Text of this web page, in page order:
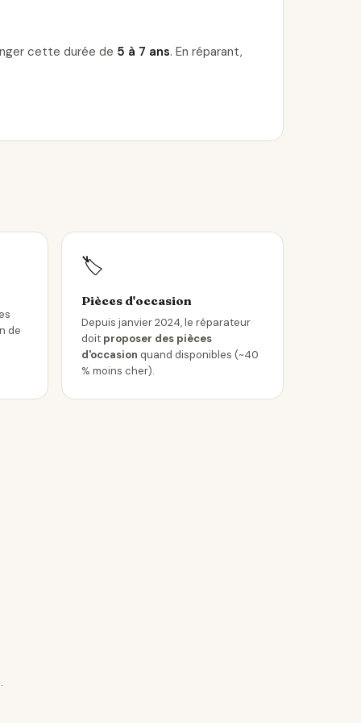
cette durée de 5 à 7 ans. En réparant,
de
🏷️
Pièces d'occasion
Depuis janvier 2024, le réparateur
doit proposer des pièces
d'occasion quand disponibles (~40
% moins cher).